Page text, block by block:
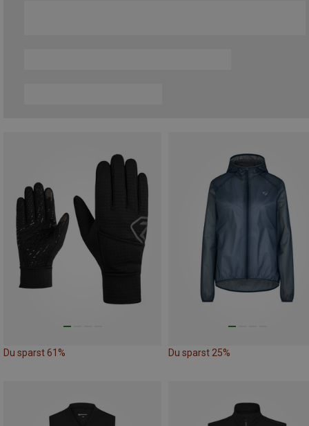
Du sparst 61% Du sparst 25%